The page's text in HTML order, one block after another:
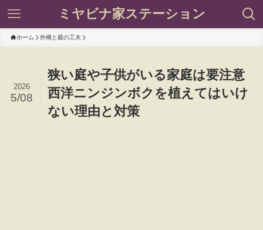
ミヤビナ家ステーション
ホーム 外構と庭の工夫
狭い庭や子供がいる家庭は要注意
西洋ニンジンボクを植えてはいけ
ない理由と対策
2026
5/08